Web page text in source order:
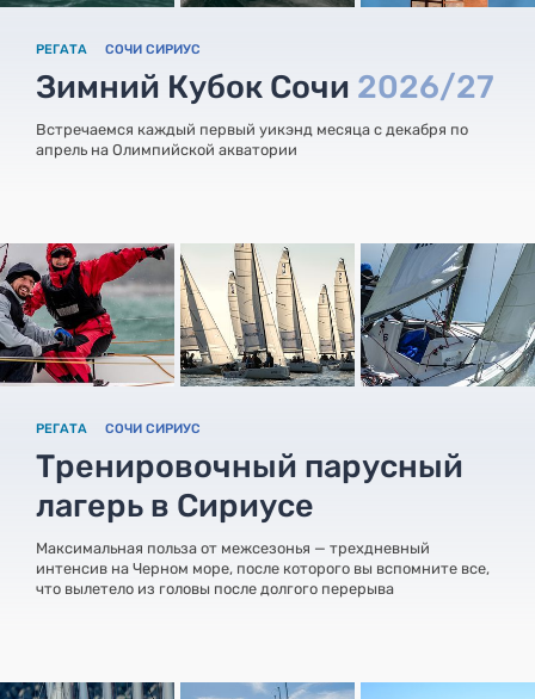
РЕГАТА СОЧИ СИРИУС
Зимний Кубок Сочи 2026/27
Встречаемся каждый первый уикэнд месяца с декабря по
апрель на Олимпийской акватории
РЕГАТА СОЧИ СИРИУС
Тренировочный парусный
лагерь в Сириусе
Максимальная польза от межсезонья — трехдневный
интенсив на Черном море, после которого вы вспомните все,
что вылетело из головы после долгого перерыва